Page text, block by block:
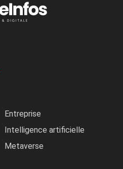
Nigeria,
Entreprise
Intelligence artificielle
Metaverse